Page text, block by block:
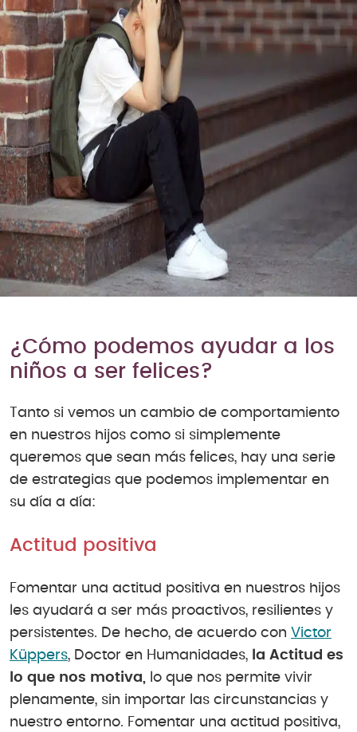
¿Cómo podemos ayudar a los
niños a ser felices?
Tanto si vemos un cambio de comportamiento
en nuestros hijos como si simplemente
queremos que sean más felices, hay una serie
de estrategias que podemos implementar en
su día a día:
Actitud positiva
Fomentar una actitud positiva en nuestros hijos
les ayudará a ser más proactivos, resilientes y
persistentes. De hecho, de acuerdo con Victor
Küppers, Doctor en Humanidades, la Actitud es
lo que nos motiva, lo que nos permite vivir
plenamente, sin importar las circunstancias y
nuestro entorno. Fomentar una actitud positiva,